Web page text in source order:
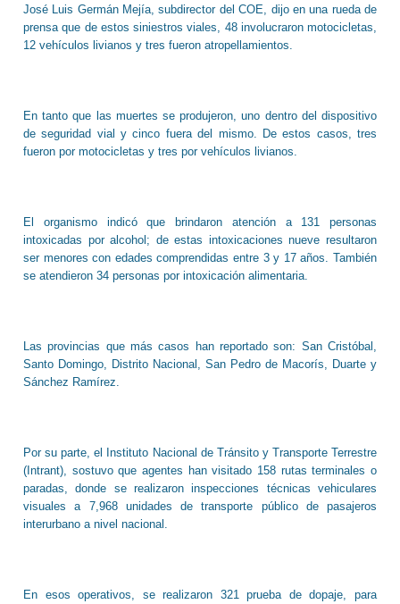
José Luis Germán Mejía, subdirector del COE, dijo en una rueda de
prensa que de estos siniestros viales, 48 involucraron motocicletas,
12 vehículos livianos y tres fueron atropellamientos.
En tanto que las muertes se produjeron, uno dentro del dispositivo
de seguridad vial y cinco fuera del mismo. De estos casos, tres
fueron por motocicletas y tres por vehículos livianos.
El organismo indicó que brindaron atención a 131 personas
intoxicadas por alcohol; de estas intoxicaciones nueve resultaron
ser menores con edades comprendidas entre 3 y 17 años. También
se atendieron 34 personas por intoxicación alimentaria.
Las provincias que más casos han reportado son: San Cristóbal,
Santo Domingo, Distrito Nacional, San Pedro de Macorís, Duarte y
Sánchez Ramírez.
Por su parte, el Instituto Nacional de Tránsito y Transporte Terrestre
(Intrant), sostuvo que agentes han visitado 158 rutas terminales o
paradas, donde se realizaron inspecciones técnicas vehiculares
visuales a 7,968 unidades de transporte público de pasajeros
interurbano a nivel nacional.
En esos operativos, se realizaron 321 prueba de dopaje, para